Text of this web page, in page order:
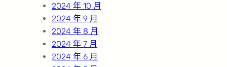
2024 年 10 月
2024 年 9 月
2024 年 8 月
2024 年 7 月
2024 年 6 月